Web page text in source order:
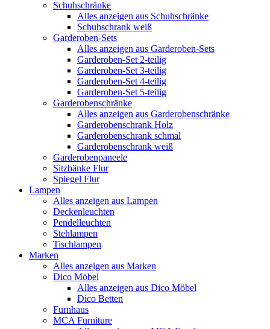
Schuhschränke
Alles anzeigen aus Schuhschränke
Schuhschrank weiß
Garderoben-Sets
Alles anzeigen aus Garderoben-Sets
Garderoben-Set 2-teilig
Garderoben-Set 3-teilig
Garderoben-Set 4-teilig
Garderoben-Set 5-teilig
Garderobenschränke
Alles anzeigen aus Garderobenschränke
Garderobenschrank Holz
Garderobenschrank schmal
Garderobenschrank weiß
Garderobenpaneele
Sitzbänke Flur
Spiegel Flur
Lampen
Alles anzeigen aus Lampen
Deckenleuchten
Pendelleuchten
Stehlampen
Tischlampen
Marken
Alles anzeigen aus Marken
Dico Möbel
Alles anzeigen aus Dico Möbel
Dico Betten
Furnhaus
MCA Furniture